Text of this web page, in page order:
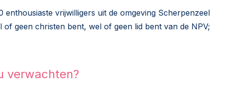
vrijwilligers uit de omgeving Scherpenzeel
geen christen bent, wel of geen lid bent van de NPV;
verwachten?